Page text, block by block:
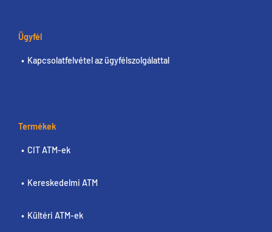
Ügyfél
Kapcsolatfelvétel az ügyfélszolgálattal
Termékek
CIT ATM-ek
Kereskedelmi ATM
Kültéri ATM-ek